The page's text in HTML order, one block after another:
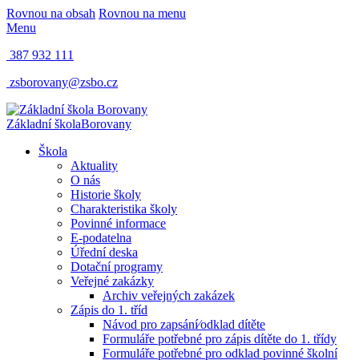
Rovnou na obsah Rovnou na menu
Menu
387 932 111
zsborovany@zsbo.cz
Základní školaBorovany
Škola
Aktuality
O nás
Historie školy
Charakteristika školy
Povinné informace
E-podatelna
Úřední deska
Dotační programy
Veřejné zakázky
Archiv veřejných zakázek
Zápis do 1. tříd
Návod pro zapsání⁄odklad dítěte
Formuláře potřebné pro zápis dítěte do 1. třídy
Formuláře potřebné pro odklad povinné školní